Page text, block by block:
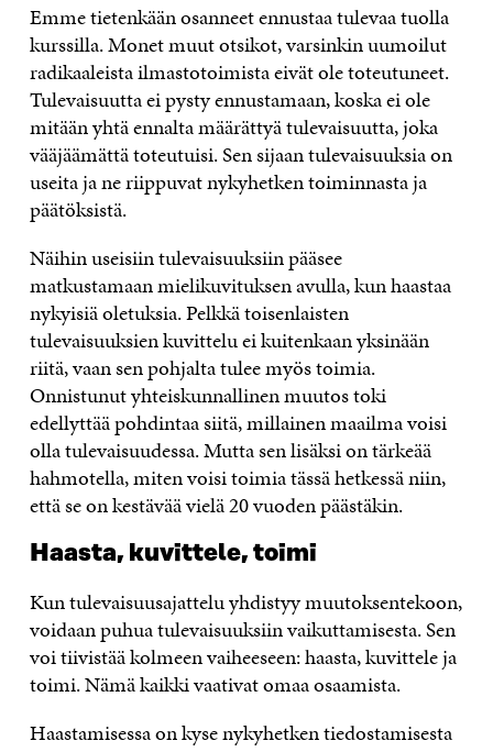
Emme tietenkään osanneet ennustaa tulevaa tuolla
kurssilla. Monet muut otsikot, varsinkin uumoilut
radikaaleista ilmastotoimista eivät ole toteutuneet.
Tulevaisuutta ei pysty ennustamaan, koska ei ole
mitään yhtä ennalta määrättyä tulevaisuutta, joka
vääjäämättä toteutuisi. Sen sijaan tulevaisuuksia on
useita ja ne riippuvat nykyhetken toiminnasta ja
päätöksistä.
Näihin useisiin tulevaisuuksiin pääsee
matkustamaan mielikuvituksen avulla, kun haastaa
nykyisiä oletuksia. Pelkkä toisenlaisten
tulevaisuuksien kuvittelu ei kuitenkaan yksinään
riitä, vaan sen pohjalta tulee myös toimia.
Onnistunut yhteiskunnallinen muutos toki
edellyttää pohdintaa siitä, millainen maailma voisi
olla tulevaisuudessa. Mutta sen lisäksi on tärkeää
hahmotella, miten voisi toimia tässä hetkessä niin,
että se on kestävää vielä 20 vuoden päästäkin.
Haasta, kuvittele, toimi
Kun tulevaisuusajattelu yhdistyy muutoksentekoon,
voidaan puhua tulevaisuuksiin vaikuttamisesta. Sen
voi tiivistää kolmeen vaiheeseen: haasta, kuvittele ja
toimi. Nämä kaikki vaativat omaa osaamista.
Haastamisessa on kyse nykyhetken tiedostamisesta